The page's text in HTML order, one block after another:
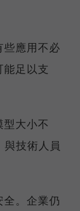
些應用不必
足以支
大小不
與技術人員
。企業仍